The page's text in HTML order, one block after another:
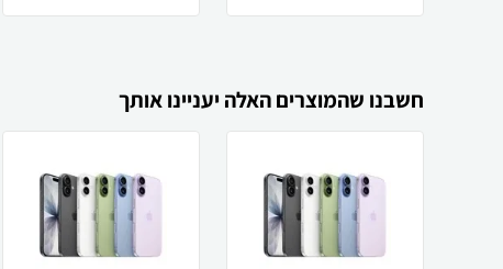
חשבנו שהמוצרים האלה יעניינו אותך